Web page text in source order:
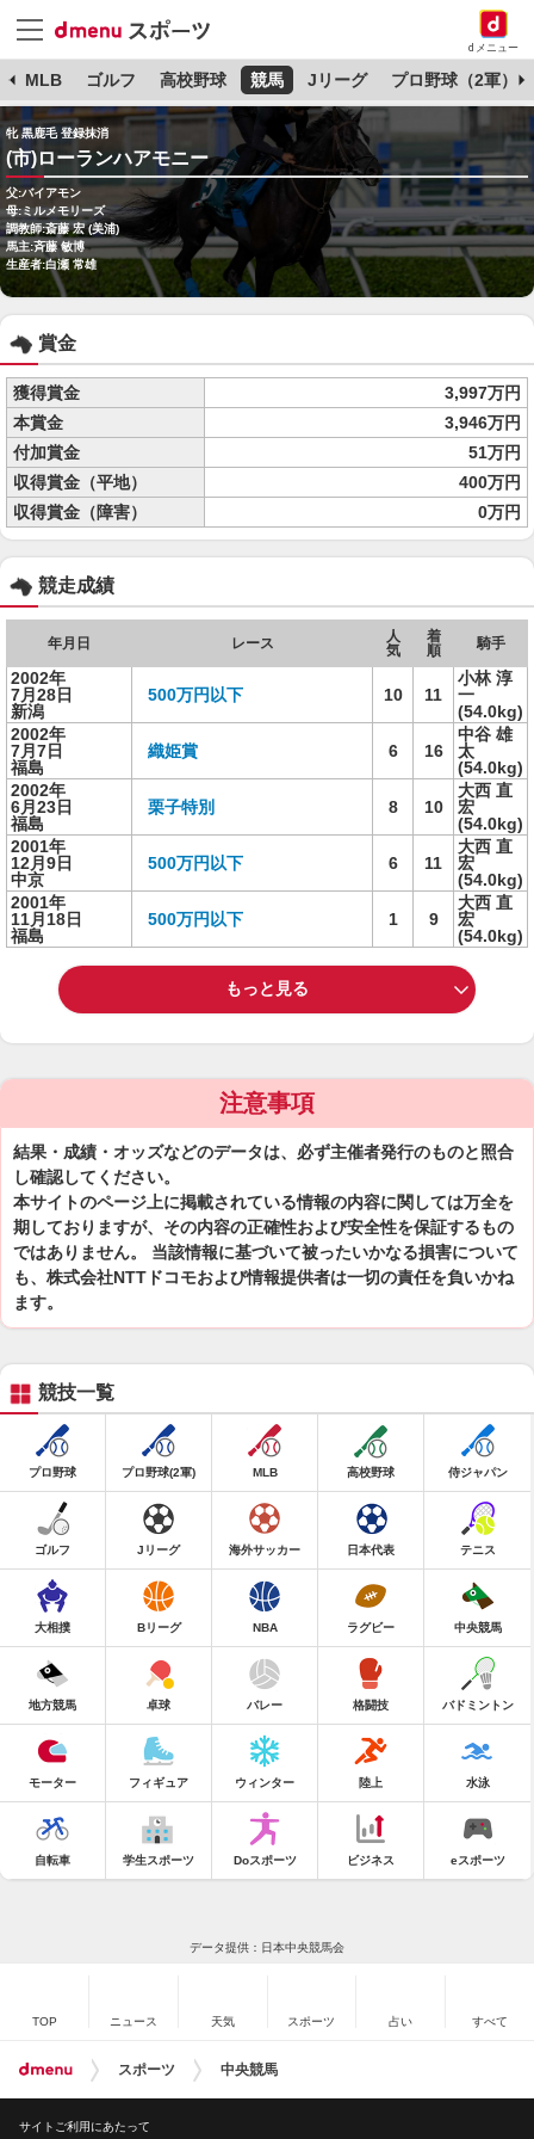
dメニュー
MLB ゴルフ 高校野球 競馬 Jリーグ プロ野球（2軍）
牝 黒鹿毛 登録抹消
(市)ローランハアモニー
父:バイアモン
母:ミルメモリーズ
調教師:斎藤 宏 (美浦)
馬主:斉藤 敏博
生産者:白瀬 常雄
賞金
獲得賞金
3,997万円
本賞金
3,946万円
付加賞金
51万円
収得賞金（平地）
400万円
収得賞金（障害）
0万円
競走成績
年月日 レース
人
気
着
順
騎手
2002年
7月28日
新潟
500万円以下 10 11
小林 淳
一
(54.0kg)
2002年
7月7日
福島
織姫賞 6 16
中谷 雄
太
(54.0kg)
2002年
6月23日
福島
栗子特別 8 10
大西 直
宏
(54.0kg)
2001年
12月9日
中京
500万円以下 6 11
大西 直
宏
(54.0kg)
2001年
11月18日
福島
500万円以下 1 9
大西 直
宏
(54.0kg)
もっと見る
注意事項
結果・成績・オッズなどのデータは、必ず主催者発行のものと照合
し確認してください。
本サイトのページ上に掲載されている情報の内容に関しては万全を
期しておりますが、その内容の正確性および安全性を保証するもの
ではありません。 当該情報に基づいて被ったいかなる損害について
も、株式会社NTTドコモおよび情報提供者は一切の責任を負いかね
ます。
競技一覧
プロ野球 プロ野球(2軍) MLB 高校野球 侍ジャパン
ゴルフ Jリーグ 海外サッカー 日本代表 テニス
大相撲 Bリーグ NBA ラグビー 中央競馬
地方競馬 卓球 バレー 格闘技 バドミントン
モーター フィギュア ウィンター 陸上 水泳
自転車 学生スポーツ Doスポーツ ビジネス eスポーツ
データ提供：日本中央競馬会
TOP ニュース 天気 スポーツ 占い すべて
スポーツ 中央競馬
サイトご利用にあたって